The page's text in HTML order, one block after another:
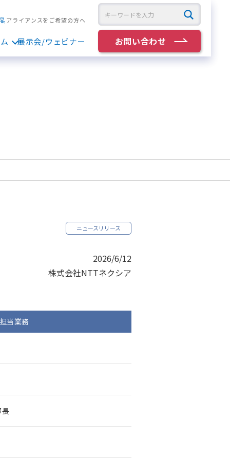
展示会/ウェビナー
アライアンスをご希望の方へ
お問い合わせ
ニュースリリース
2026/6/12
株式会社NTTネクシア
当業務